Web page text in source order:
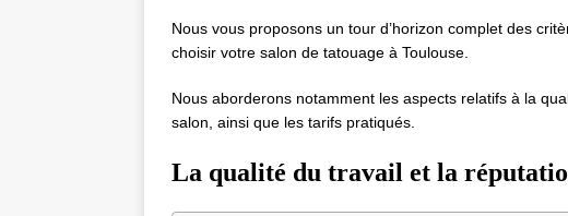
Nous vous proposons un tour d’horizon complet des
choisir votre salon de tatouage à Toulouse.
Nous aborderons notamment les aspects relatifs à la
salon, ainsi que les tarifs pratiqués.
La qualité du travail et la